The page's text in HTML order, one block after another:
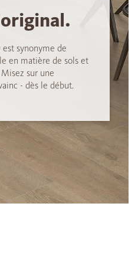
est synonyme de
en matière de sols et
sur une
- dès le début.